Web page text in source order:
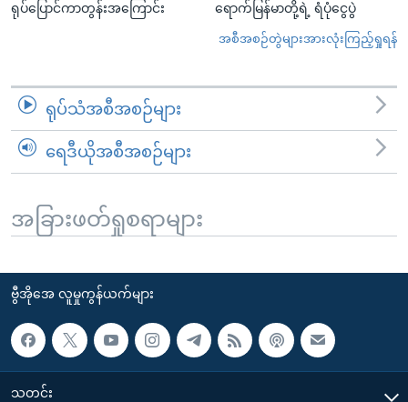
ရုပ်ပြောင်ကာတွန်းအကြောင်း
ရောက်မြန်မာတို့ရဲ့ ရံပုံငွေပွဲ
အစီအစဉ်တွဲများအားလုံးကြည့်ရှုရန်
ရုပ်သံအစီအစဉ်များ
ရေဒီယိုအစီအစဉ်များ
အခြားဖတ်ရှုစရာများ
ဗွီအိုအေ လူမှုကွန်ယက်များ
သတင်း